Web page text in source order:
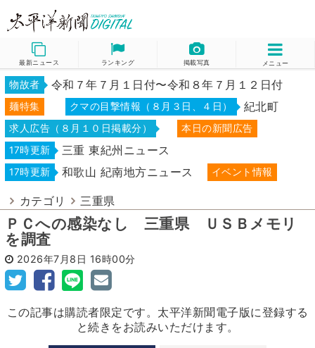
最新ニュース ランキング 掲載写真 メニュー
物故者 令和７年７月１日付〜令和８年７月１２日付
麺特集 クマの目撃情報（８月３日、４日） 紀北町
求人広告（８月１０日掲載分）
本日の新聞広告
17時更新
三重 東紀州ニュース
17時更新 和歌山 紀南地方ニュース イベント情報
カテゴリ 三重県
ＰＣへの感染なし 三重県 ＵＳＢメモリ
を調査
2026年7月8日 16時00分
この記事は購読者限定です。太平洋新聞電子版に登録する
と続きをお読みいただけます。